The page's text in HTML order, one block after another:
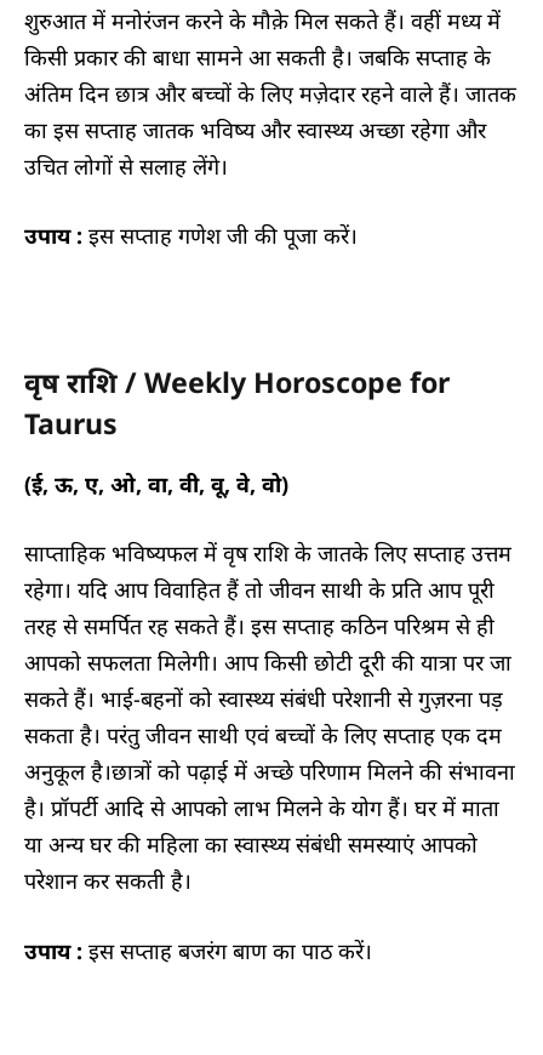
शुरुआत में मनोरंजन करने के मौक़े मिल सकते हैं। वहीं मध्य में
किसी प्रकार की बाधा सामने आ सकती है। जबकि सप्ताह के
अंतिम दिन छात्र और बच्चों के लिए मज़ेदार रहने वाले हैं। जातक
का इस सप्ताह जातक भविष्य और स्वास्थ्य अच्छा रहेगा और
उचित लोगों से सलाह लेंगे।
उपाय : इस सप्ताह गणेश जी की पूजा करें।
वृष राशि / Weekly Horoscope for
Taurus
(ई, ऊ, ए, ओ, वा, वी, वू, वे, वो)
साप्ताहिक भविष्यफल में वृष राशि के जातके लिए सप्ताह उत्तम
रहेगा। यदि आप विवाहित हैं तो जीवन साथी के प्रति आप पूरी
तरह से समर्पित रह सकते हैं। इस सप्ताह कठिन परिश्रम से ही
आपको सफलता मिलेगी। आप किसी छोटी दूरी की यात्रा पर जा
सकते हैं। भाई-बहनों को स्वास्थ्य संबंधी परेशानी से गुज़रना पड़
सकता है। परंतु जीवन साथी एवं बच्चों के लिए सप्ताह एक दम
अनुकूल है।छात्रों को पढ़ाई में अच्छे परिणाम मिलने की संभावना
है। प्रॉपर्टी आदि से आपको लाभ मिलने के योग हैं। घर में माता
या अन्य घर की महिला का स्वास्थ्य संबंधी समस्याएं आपको
परेशान कर सकती है।
उपाय : इस सप्ताह बजरंग बाण का पाठ करें।